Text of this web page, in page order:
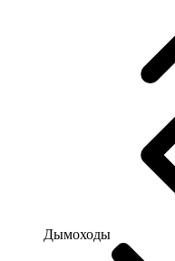
Дымоходы